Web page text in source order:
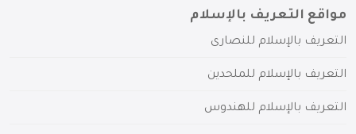
مواقع التعريف بالإسلام
التعريف بالإسلام للنصارى
التعريف بالإسلام للملحدين
التعريف بالإسلام للهندوس